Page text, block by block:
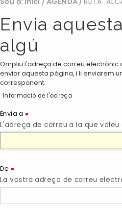
Envia
algú
Ompliu l'adreça de correu electrònic
enviar aquesta pàgina, i li enviarem
corresponent.
Informació de l'adreça
Envia a
L'adreça de correu a la que
De
La vostra adreça de correu